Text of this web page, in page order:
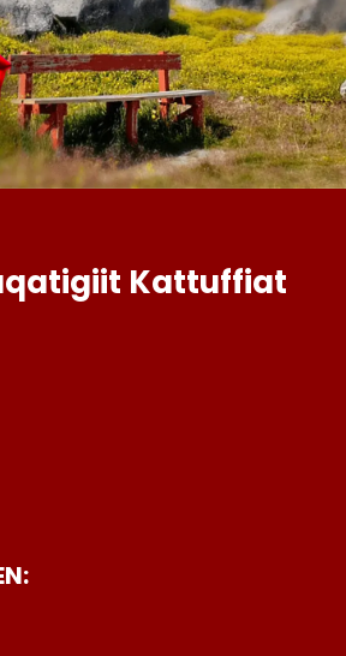
Kattuffiat